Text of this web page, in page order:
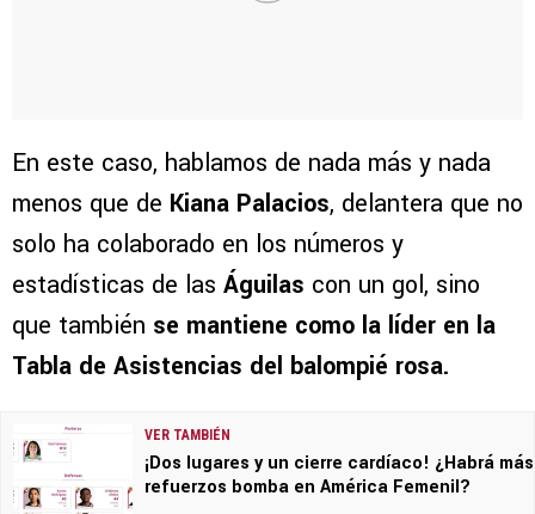
En este caso, hablamos de nada más y nada
menos que de Kiana Palacios, delantera que no
solo ha colaborado en los números y
estadísticas de las Águilas con un gol, sino
que también se mantiene como la líder en la
Tabla de Asistencias del balompié rosa.
VER TAMBIÉN
¡Dos lugares y un cierre cardíaco! ¿Habrá más
refuerzos bomba en América Femenil?